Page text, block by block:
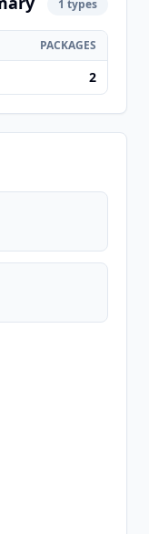
1 types
PACKAGES
2